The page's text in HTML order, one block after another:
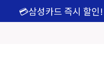
💳삼성카드 즉시 할인!